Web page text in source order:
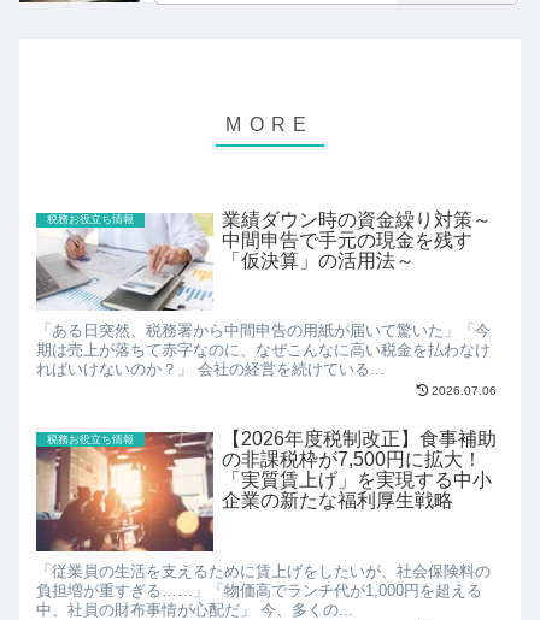
税務お役立ち情報
業績ダウン時の資金繰り対策～
中間申告で手元の現金を残す
「仮決算」の活用法～
「ある日突然、税務署から中間申告の用紙が届いて驚いた」「今
期は売上が落ちて赤字なのに、なぜこんなに高い税金を払わなけ
ればいけないのか？」 会社の経営を続けている...
2026.07.06
税務お役立ち情報
【2026年度税制改正】食事補助
の非課税枠が7,500円に拡大！
「実質賃上げ」を実現する中小
企業の新たな福利厚生戦略
「従業員の生活を支えるために賃上げをしたいが、社会保険料の
負担増が重すぎる……」「物価高でランチ代が1,000円を超える
中、社員の財布事情が心配だ」 今、多くの...